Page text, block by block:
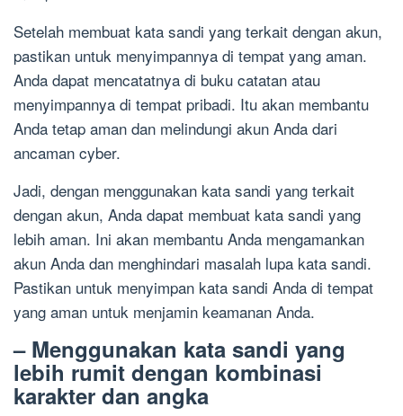
Setelah membuat kata sandi yang terkait dengan akun,
pastikan untuk menyimpannya di tempat yang aman.
Anda dapat mencatatnya di buku catatan atau
menyimpannya di tempat pribadi. Itu akan membantu
Anda tetap aman dan melindungi akun Anda dari
ancaman cyber.
Jadi, dengan menggunakan kata sandi yang terkait
dengan akun, Anda dapat membuat kata sandi yang
lebih aman. Ini akan membantu Anda mengamankan
akun Anda dan menghindari masalah lupa kata sandi.
Pastikan untuk menyimpan kata sandi Anda di tempat
yang aman untuk menjamin keamanan Anda.
– Menggunakan kata sandi yang
lebih rumit dengan kombinasi
karakter dan angka